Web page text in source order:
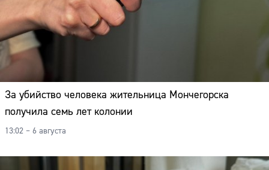
За убийство человека жительница Мончегорска
получила семь лет колонии
13:02 – 6 августа